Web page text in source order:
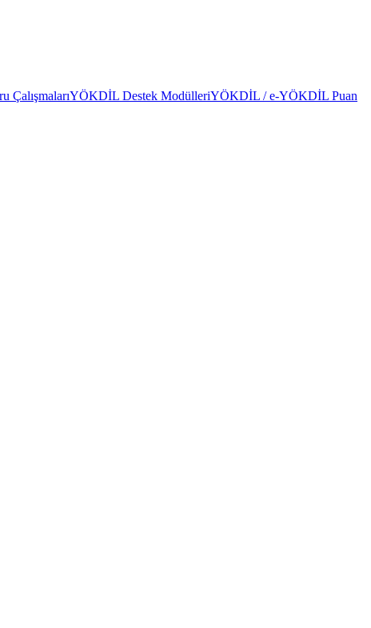
ÇalışmalarıYÖKDİL Destek ModülleriYÖKDİL / e-YÖKDİL Puan